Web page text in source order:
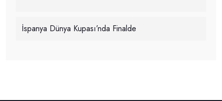
İspanya Dünya Kupası’nda Finalde